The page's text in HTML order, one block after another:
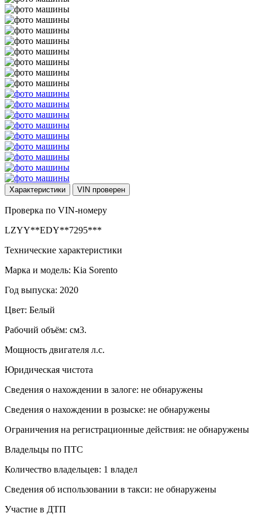
Характеристики VIN проверен
Проверка по VIN-номеру
LZYY**EDY**7295***
Технические характеристики
Марка и модель: Kia Sorento
Год выпуска: 2020
Цвет: Белый
Рабочий объём: см3.
Мощность двигателя л.с.
Юридическая чистота
Сведения о нахождении в залоге: не обнаружены
Сведения о нахождении в розыске: не обнаружены
Ограничения на регистрационные действия: не обнаружены
Владельцы по ПТС
Количество владельцев: 1 владел
Сведения об использовании в такси: не обнаружены
Участие в ДТП